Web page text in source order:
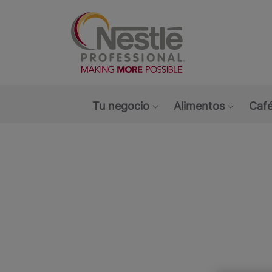
Tu negocio
Show submenu: Tu
Alimentos
Show